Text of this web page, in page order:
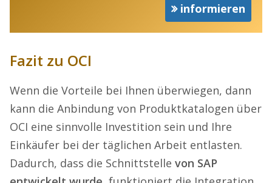
informieren
Fazit zu OCI
Wenn die Vorteile bei Ihnen überwiegen, dann
kann die Anbindung von Produktkatalogen über
OCI eine sinnvolle Investition sein und Ihre
Einkäufer bei der täglichen Arbeit entlasten.
Dadurch, dass die Schnittstelle von SAP